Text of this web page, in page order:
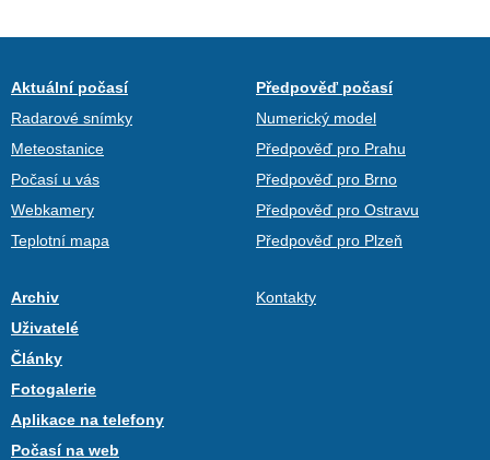
Aktuální počasí
Radarové snímky
Meteostanice
Počasí u vás
Webkamery
Teplotní mapa
Předpověď počasí
Numerický model
Předpověď pro Prahu
Předpověď pro Brno
Předpověď pro Ostravu
Předpověď pro Plzeň
Archiv
Uživatelé
Články
Fotogalerie
Aplikace na telefony
Počasí na web
Kontakty